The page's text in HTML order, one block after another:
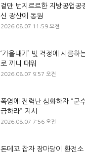
겉만 번지르르한 지방공업
신 광산에 동원
2026.08.07 11:59 오전
‘가을내기’ 빚 걱정에 시름하
로 끼니 때워
2026.08.07 9:57 오전
폭염에 전력난 심화하자 “군
급하라” 지시
2026.08.07 7:56 오전
돈데꼬 잡자 장마당이 환전